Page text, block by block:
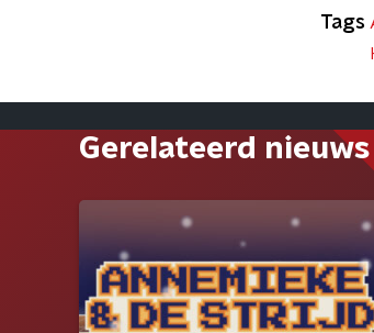
Tags
Gerelateerd nieuws